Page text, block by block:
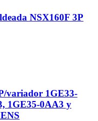
NSX160F 3P
variador 1GE33-
1GE35-0AA3 y